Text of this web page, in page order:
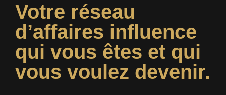
Votre réseau
d’affaires influence
qui vous êtes et qui
vous voulez devenir.